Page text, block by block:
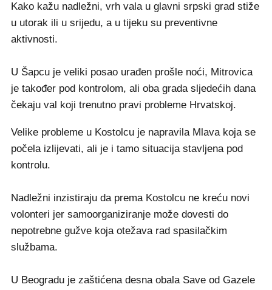
Kako kažu nadležni, vrh vala u glavni srpski grad stiže
u utorak ili u srijedu, a u tijeku su preventivne
aktivnosti.
U Šapcu je veliki posao urađen prošle noći, Mitrovica
je također pod kontrolom, ali oba grada sljedećih dana
čekaju val koji trenutno pravi probleme Hrvatskoj.
Velike probleme u Kostolcu je napravila Mlava koja se
počela izlijevati, ali je i tamo situacija stavljena pod
kontrolu.
Nadležni inzistiraju da prema Kostolcu ne kreću novi
volonteri jer samoorganiziranje može dovesti do
nepotrebne gužve koja otežava rad spasilačkim
službama.
U Beogradu je zaštićena desna obala Save od Gazele